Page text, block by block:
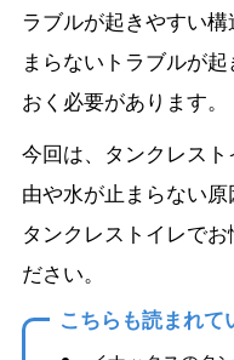
ラブルが起きやすい
まらないトラブルが
おく必要があります。
今回は、タンクレス
由や水が止まらない原
タンクレストイレで
ださい。
こちらも読まれて